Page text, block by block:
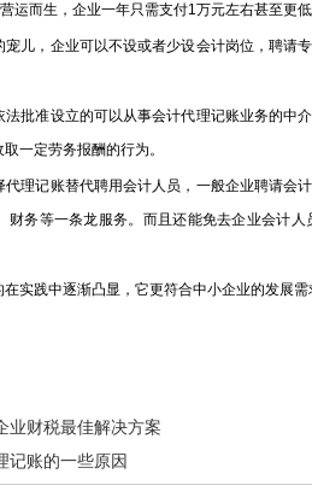
运而生，企业一年只需支付1万元左右甚至更低
，企业可以不设或者少设会计岗位，聘请
准设立的可以从事会计代理记账业务的中
一定劳务报酬的行为。
记账替代聘用会计人员，一般企业聘请会
财务等一条龙服务。而且还能免去企业会计
践中逐渐凸显，它更符合中小企业的发展需
业财税最佳解决方案
记账的一些原因